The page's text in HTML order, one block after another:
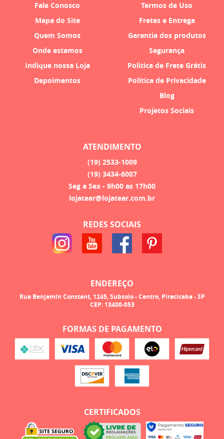
Fale Conosco
Mapa do Site
Quem Somos
Onde estamos
Indique nossa Loja
Depoimentos
Termos de Uso
Fretes e Entrega
Garantia dos produtos
Segurança
Politica de Frete Grátis
Política de Privacidade
Blog
Projetos Sociais
ATENDIMENTO
(19) 2533-1009
(19) 3434-6007
Seg a Sex - 9h00 as 17h00
lojatear@lojatear.com.br
REDES SOCIAIS
ENDEREÇO
Rua Benjamin Constant, 1245, Subsolo-Centro, Piracicaba-SP
CEP: 13400-053
FORMAS DE PAGAMENTO
CERTIFICADOS